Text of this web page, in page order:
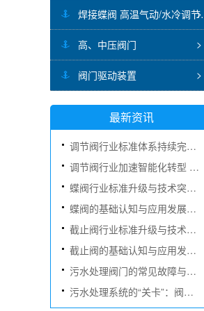
焊接蝶阀 高温气动/水冷调节蝶阀
高、中压阀门
阀门驱动装置
最新资讯
调节阀行业标准体系持续完善 技术创新赋能多元应用场景
调节阀行业加速智能化转型 国产替代与市场扩容双轮驱动
蝶阀行业标准升级与技术突破双向驱动 智能化转型全面提速
蝶阀的基础认知与应用发展：从流体隔断到精细调控的核心装备
截止阀行业标准升级与技术创新同步推进 智能化发展加速扩容
截止阀的基础认知与应用发展：从截断装置到流体控制的核心元件
污水处理阀门的常见故障与日常维护指南
污水处理系统的“关卡”：阀门的作用与选型要点